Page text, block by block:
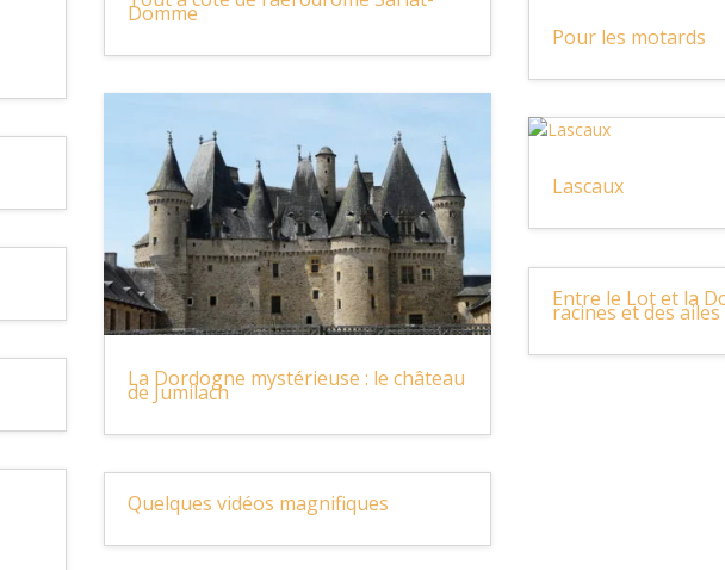
Domme
La Dordogne mystérieuse : le château
de Jumilach
Quelques vidéos magnifiques
Pour les motards
Lascaux
Entre le Lot et la
racines et des ailes